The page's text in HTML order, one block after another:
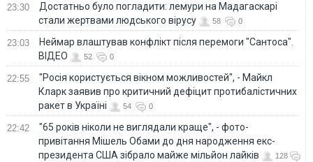
23:30
Достатньо було погладити: лемури на Мадагаскарі
стали жертвами людського вірусу
58 0
23:03
Неймар влаштував конфлікт після перемоги "Сантоса".
ВІДЕО
52 0
22:55
"Росія користується вікном можливостей", - Майкл
Кларк заявив про критичний дефіцит протибалістичних
ракет в Україні
54 0
22:42
"65 років ніколи не виглядали краще", - фото-
привітання Мішель Обами до дня народження екс-
президента США зібрало майже мільйон лайків
128